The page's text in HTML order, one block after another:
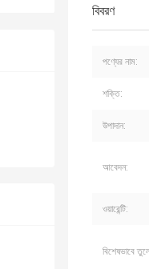
বিবরণ
পণ্যের নাম:
শক্তি:
উপাদান:
আবেদন:
ওয়ারেন্টি:
বিশেষভাবে